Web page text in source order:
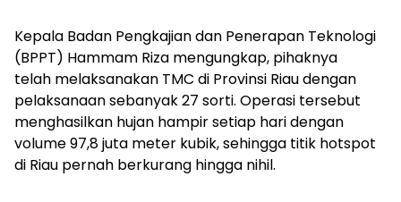
Kepala Badan Pengkajian dan Penerapan Teknologi
(BPPT) Hammam Riza mengungkap, pihaknya
telah melaksanakan TMC di Provinsi Riau dengan
pelaksanaan sebanyak 27 sorti. Operasi tersebut
menghasilkan hujan hampir setiap hari dengan
volume 97,8 juta meter kubik, sehingga titik hotspot
di Riau pernah berkurang hingga nihil.